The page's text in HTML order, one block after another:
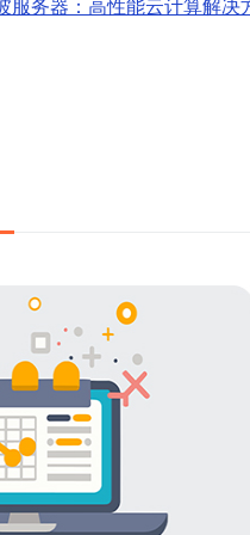
服务器：高性能云计算解决